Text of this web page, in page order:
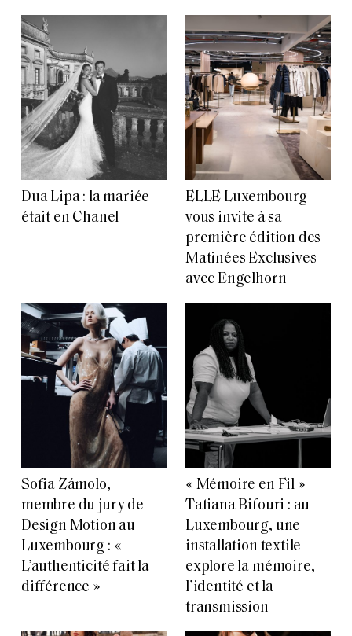
Dua Lipa : la mariée
était en Chanel
ELLE Luxembourg
vous invite à sa
première édition des
Matinées Exclusives
avec Engelhorn
Sofia Zámolo,
membre du jury de
Design Motion au
Luxembourg : «
L’authenticité fait la
différence »
« Mémoire en Fil »
Tatiana Bifouri : au
Luxembourg, une
installation textile
explore la mémoire,
l’identité et la
transmission